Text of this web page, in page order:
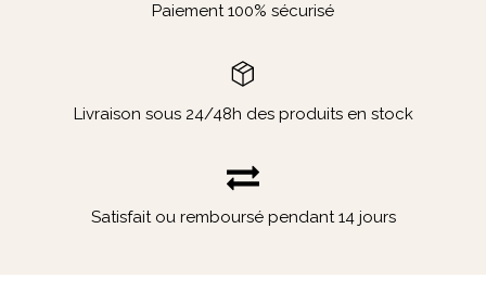
Paiement 100% sécurisé
Livraison sous 24/48h des produits en stock
Satisfait ou remboursé pendant 14 jours